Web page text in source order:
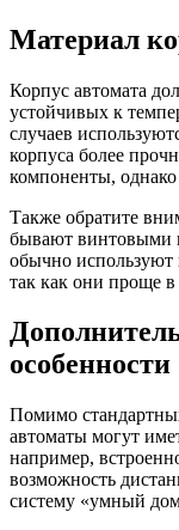
Материал
Корпус автомата
устойчивых к
случаев
корпуса более
компоненты,
Также обратите
бывают винтовыми
обычно используют
так как они проще
особенности
Помимо
автоматы могут
например,
возможность
систему «умный